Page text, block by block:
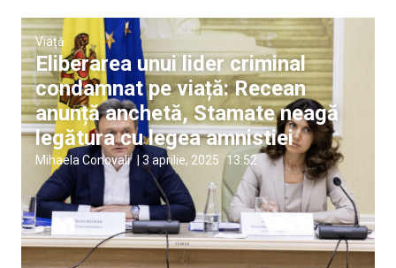
Viață
Eliberarea unui lider criminal
condamnat pe viață: Recean
anunță anchetă, Stamate neagă
legătura cu legea amnistiei
Mihaela Conovali 3 aprilie, 2025 13:52